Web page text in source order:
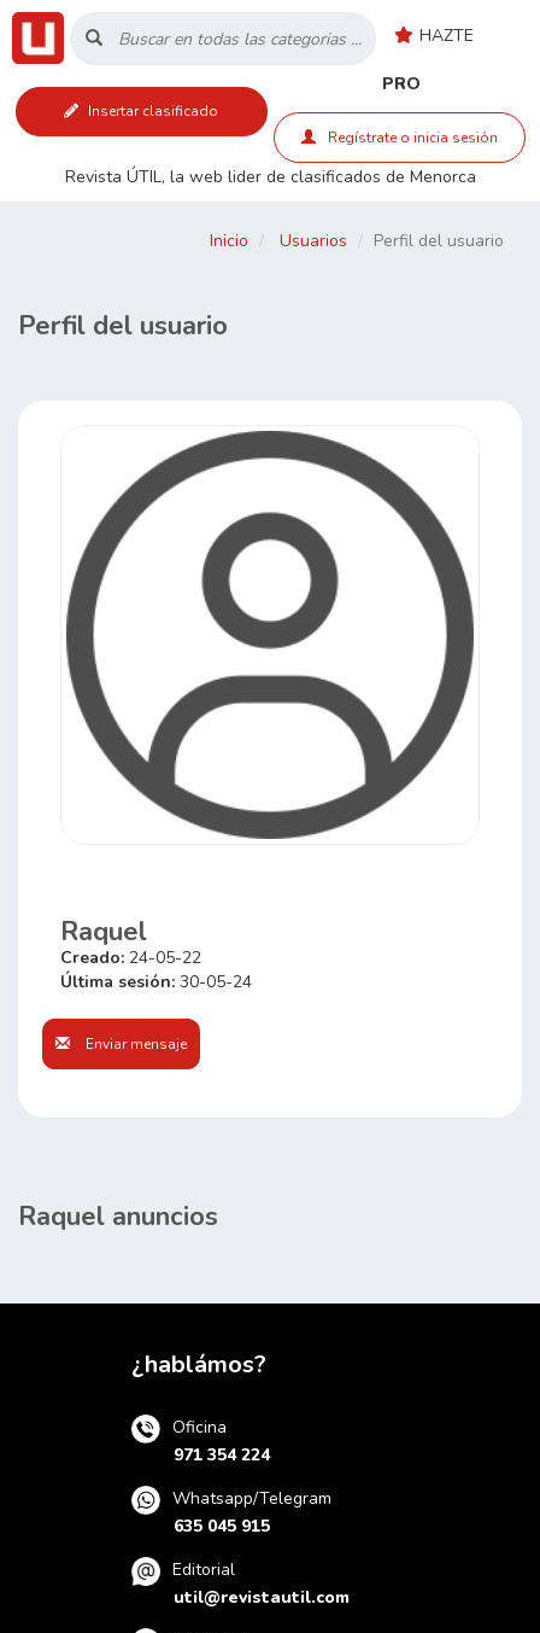
HAZTE
PRO
Insertar clasificado
Regístrate o inicia sesión
Revista ÚTIL, la web lider de clasificados de Menorca
Inicio
RSS
Inicio Usuarios Perfil del usuario
Perfil del usuario
Raquel
Creado: 24-05-22
Última sesión: 30-05-24
Enviar mensaje
Raquel anuncios
¿hablámos?
Oficina
971 354 224
Whatsapp/Telegram
635 045 915
Editorial
util@revistautil.com